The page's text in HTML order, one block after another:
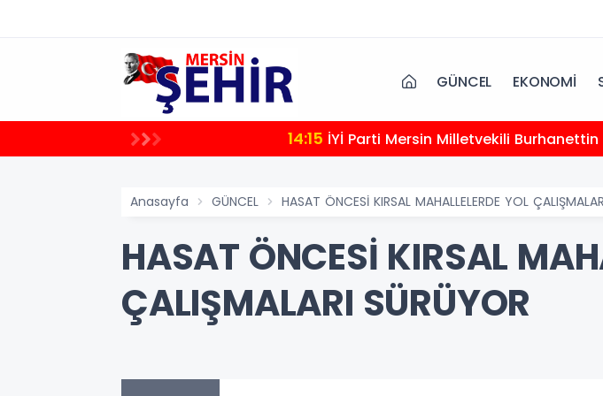
GÜNCEL EKONOMİ
14:15 İYİ Parti Mersin Milletvekili
Anasayfa GÜNCEL HASAT ÖNCESİ KIRSAL MAHALLELERDE YOL
HASAT ÖNCESİ KIRSAL
ÇALIŞMALARI SÜRÜYOR